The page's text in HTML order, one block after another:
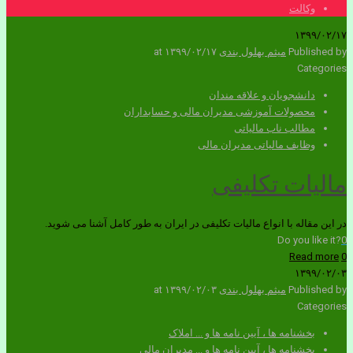
وکالت
۱۳۹۹/۰۲/۱۷
Published by میثم بهلول بندی at ۱۳۹۹/۰۲/۱۷
Categories
دانشجویان و علاقه مندان
محصولات آموزشی مدیران مالی و حسابداران
مطالب ناب مالیاتی
وظایف مالیاتی مدیران مالی
مالیات تکلیفی
در این مقاله با انواع مالیات تکلیفی در ایران به طور کامل آشنا می شوید.
Do you like it?0
0
Read more
۱۳۹۹/۰۲/۰۳
Published by میثم بهلول بندی at ۱۳۹۹/۰۲/۰۳
Categories
بخشنامه ها ، آیین نامه ها و ... املاک
بخشنامه ها ، آیین نامه ها و ... مدیران مالی